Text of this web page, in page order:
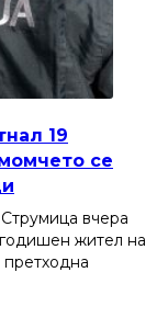
19
се
вчера
жител на
претходна